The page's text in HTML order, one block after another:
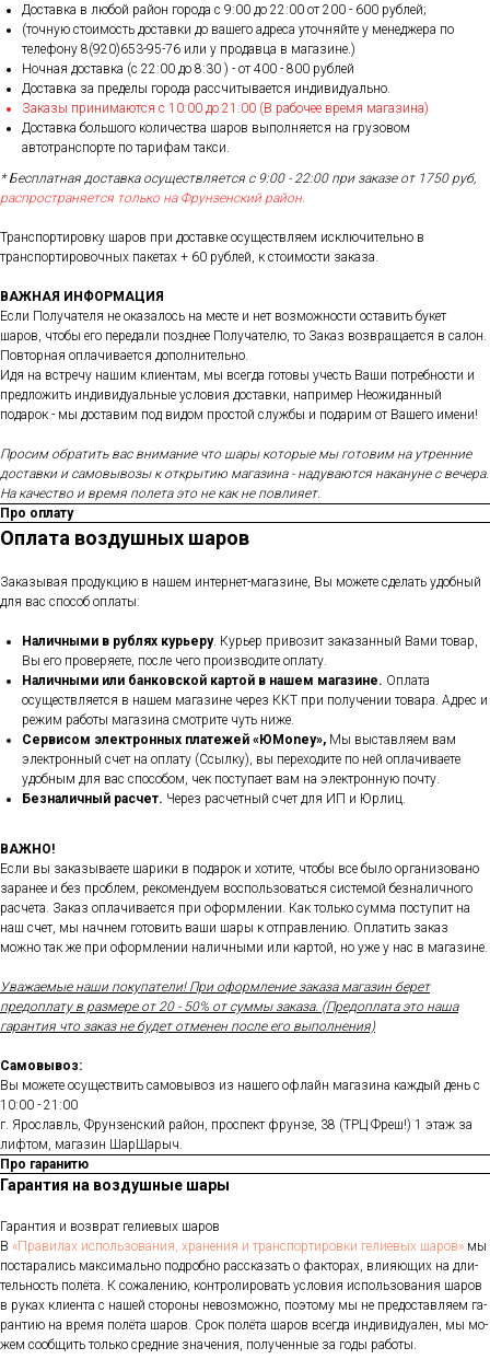
Доставка в любой район города c 9:00 до 22:00 от 200 - 600 рублей;
(точную стоимость доставки до вашего адреса уточняйте у менеджера по
телефону 8(920)653-95-76 или у продавца в магазине.)
Ночная доставка (с 22:00 до 8:30 ) - от 400 - 800 рублей
Доставка за пределы города рассчитывается индивидуально.
Заказы принимаются с 10:00 до 21:00 (В рабочее время магазина)
Доставка большого количества шаров выполняется на грузовом
автотранспорте по тарифам такси.
* Бесплатная доставка осуществляется с 9:00 - 22:00 при заказе от 1750 руб,
распространяется только на Фрунзенский район.
Транспортировку шаров при доставке осуществляем исключительно в
транспортировочных пакетах + 60 рублей, к стоимости заказа.
ВАЖНАЯ ИНФОРМАЦИЯ
Если Получателя не оказалось на месте и нет возможности оставить букет
шаров, чтобы его передали позднее Получателю, то Заказ возвращается в салон.
Повторная оплачивается дополнительно.
Идя на встречу нашим клиентам, мы всегда готовы учесть Ваши потребности и
предложить индивидуальные условия доставки, например Неожиданный
подарок - мы доставим под видом простой службы и подарим от Вашего имени!
Просим обратить вас внимание что шары которые мы готовим на утренние
доставки и самовывозы к открытию магазина - надуваются накануне с вечера.
На качество и время полета это не как не повлияет.
Про оплату
Оплата воздушных шаров
Заказывая продукцию в нашем интернет-магазине, Вы можете сделать удобный
для вас способ оплаты:
Наличными в рублях курьеру. Курьер привозит заказанный Вами товар,
Вы его проверяете, после чего производите оплату.
Наличными или банковской картой в нашем магазине. Оплата
осуществляется в нашем магазине через ККТ при получении товара. Адрес и
режим работы магазина смотрите чуть ниже.
Сервисом электронных платежей «ЮMoney», Мы выставляем вам
электронный счет на оплату (Ссылку), вы переходите по ней оплачиваете
удобным для вас способом, чек поступает вам на электронную почту.
Безналичный расчет. Через расчетный счет для ИП и Юрлиц.
ВАЖНО!
Если вы заказываете шарики в подарок и хотите, чтобы все было организовано
заранее и без проблем, рекомендуем воспользоваться системой безналичного
расчета. Заказ оплачивается при оформлении. Как только сумма поступит на
наш счет, мы начнем готовить ваши шары к отправлению. Оплатить заказ
можно так же при оформлении наличными или картой, но уже у нас в магазине.
Уважаемые наши покупатели! При оформление заказа магазин берет
предоплату в размере от 20 - 50% от суммы заказа. (Предоплата это наша
гарантия что заказ не будет отменен после его выполнения)
Самовывоз:
Вы можете осуществить самовывоз из нашего офлайн магазина каждый день с
10:00 - 21:00
г. Ярославль, Фрунзенский район, проспект фрунзе, 38 (ТРЦ Фреш!) 1 этаж за
лифтом, магазин ШарШарыч.
Про гаранитю
Гарантия на воздушные шары
Га­ран­тия и воз­врат ге­ли­евых ша­ров
В «Пра­ви­лах ис­поль­зо­ва­ния, хра­не­ния и тран­спор­ти­ров­ки ге­ли­евых ша­ров» мы
пос­та­рались мак­си­маль­но под­робно рас­ска­зать о фак­то­рах, вли­яющих на дли­
тель­ность по­лёта. К со­жале­нию, кон­тро­лиро­вать ус­ло­вия ис­поль­зо­вания ша­ров
в ру­ках кли­ен­та с на­шей сто­роны не­воз­можно, по­это­му мы не пре­дос­тавля­ем га­
ран­тию на вре­мя по­лёта ша­ров. Срок по­лёта ша­ров всег­да ин­ди­виду­ален, мы мо­
жем со­об­щить толь­ко сред­ние зна­чения, по­лучен­ные за го­ды ра­боты.